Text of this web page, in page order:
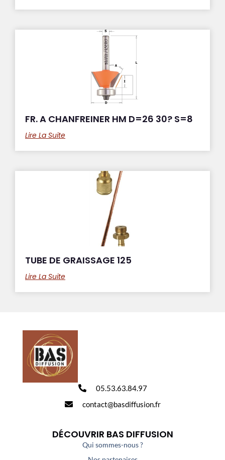
FR. A CHANFREINER HM D=26 30? S=8
Lire La Suite
TUBE DE GRAISSAGE 125
Lire La Suite
05.53.63.84.97
contact@basdiffusion.fr
DÉCOUVRIR BAS DIFFUSION
Qui sommes-nous ?